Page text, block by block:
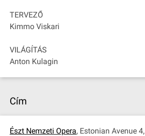
TERVEZŐ
Kimmo Viskari
VILÁGÍTÁS
Anton Kulagin
Cím
Észt Nemzeti Opera, Estonian Avenue 4,